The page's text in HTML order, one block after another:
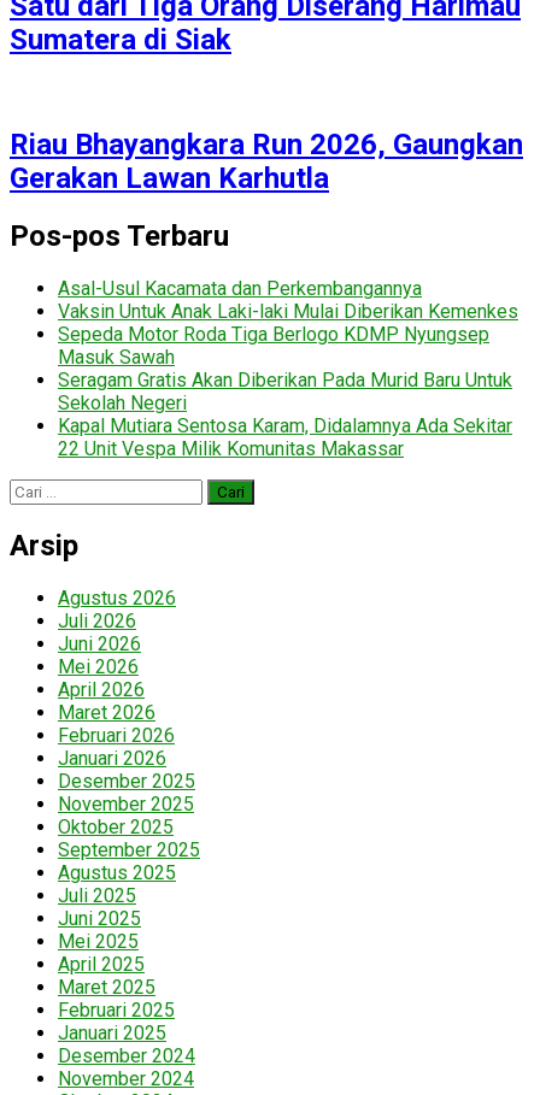
Sumatera di Siak
Riau Bhayangkara Run 2026, Gaungkan
Gerakan Lawan Karhutla
Pos-pos Terbaru
Asal-Usul Kacamata dan Perkembangannya
Vaksin Untuk Anak Laki-laki Mulai Diberikan Kemenkes
Sepeda Motor Roda Tiga Berlogo KDMP Nyungsep
Masuk Sawah
Seragam Gratis Akan Diberikan Pada Murid Baru Untuk
Sekolah Negeri
Kapal Mutiara Sentosa Karam, Didalamnya Ada Sekitar
22 Unit Vespa Milik Komunitas Makassar
Cari
untuk:
Arsip
Agustus 2026
Juli 2026
Juni 2026
Mei 2026
April 2026
Maret 2026
Februari 2026
Januari 2026
Desember 2025
November 2025
Oktober 2025
September 2025
Agustus 2025
Juli 2025
Juni 2025
Mei 2025
April 2025
Maret 2025
Februari 2025
Januari 2025
Desember 2024
November 2024